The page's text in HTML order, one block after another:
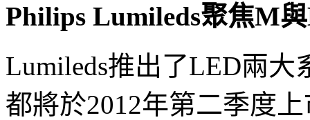
Philips Lumileds聚焦M
Lumileds推出了LED兩大
都將於2012年第二季度